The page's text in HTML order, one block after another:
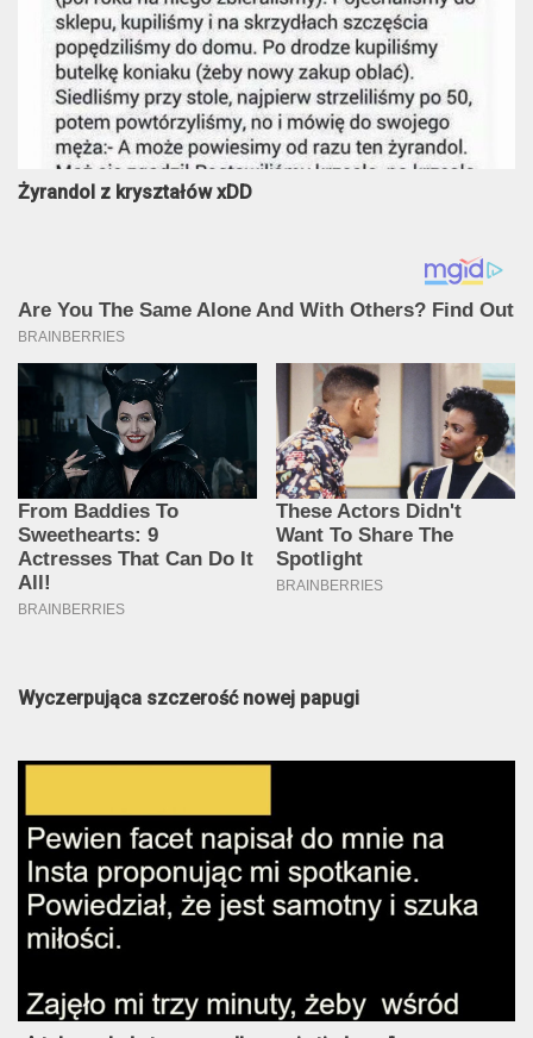
Żyrandol z kryształów xDD
Wyczerpująca szczerość nowej papugi